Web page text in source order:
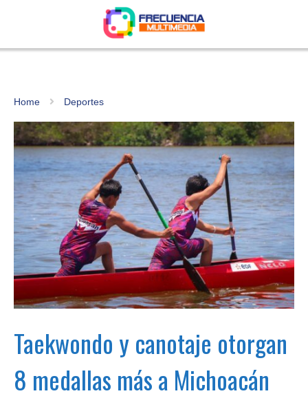
Home Deportes
Taekwondo y canotaje otorgan
8 medallas más a Michoacán